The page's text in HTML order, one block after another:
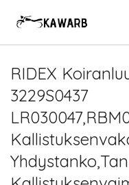
RIDEX
3229S0437